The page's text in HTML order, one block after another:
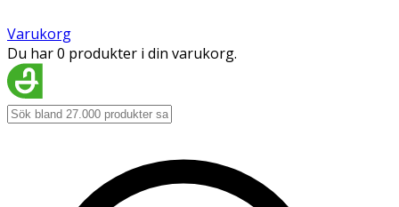
Varukorg
Du har 0 produkter i din varukorg.